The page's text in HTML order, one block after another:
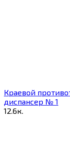
Краевой
диспансер № 1
12.6к.